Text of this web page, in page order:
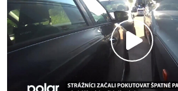
Play
Video